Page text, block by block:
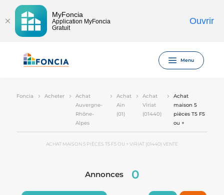
MyFoncia
Application MyFoncia
Gratuit
Ouvrir
Menu
Foncia Acheter
Achat
Auvergne-
Rhône-
Alpes
Achat
Ain
(01)
Achat
Viriat
(01440)
Achat
maison 5
pièces T5 F5
ou +
ACHAT MAISON 5 PIÈCES T5 F5 OU + VIRIAT (01440) VENTE
Annonces 0